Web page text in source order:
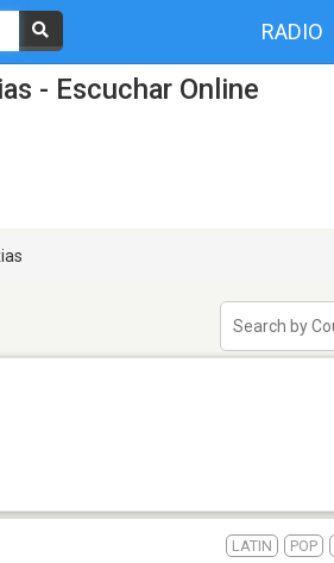
RADIO
- Escuchar Online
LATIN POP